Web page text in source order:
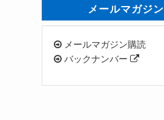
メールマガジン
メールマガジン購読
バックナンバー